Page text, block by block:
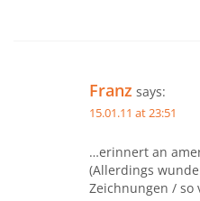
Franz says:
15.01.11 at 23:51
…erinnert an
(Allerdings
Zeichnungen / so